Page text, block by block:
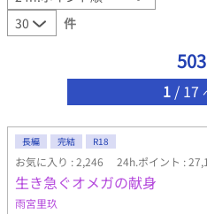
件
503
1/ 17
長編 完結 R18
お気に入り : 2,246 24h.ポイント :
生き急ぐオメガの献身
雨宮里玖